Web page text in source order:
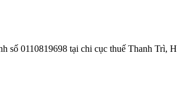
số 0110819698 tại chi cục thuế Thanh Trì,